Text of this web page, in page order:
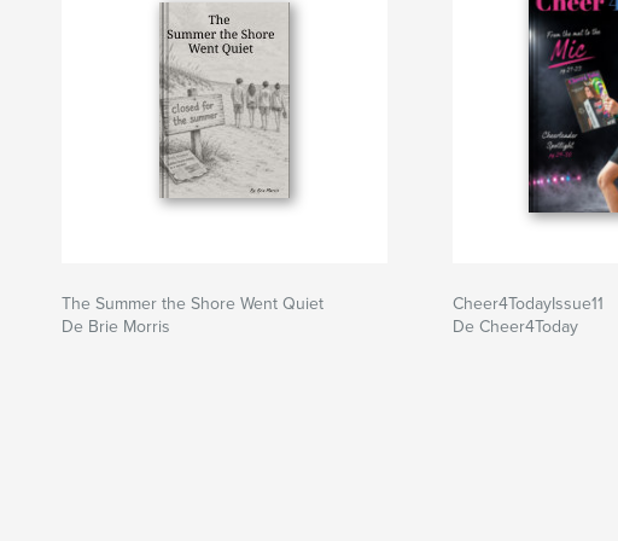
The Summer the Shore Went Quiet
De Brie Morris
Cheer4TodayIssue11
De Cheer4Today